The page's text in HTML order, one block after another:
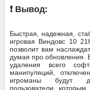
❗ Вывод:
Быстрая, надежная,
игровая Виндовс 10
позволит вам
думая про обновления.
удаления всего
манипуляций,
игроманы будут
пользователи,